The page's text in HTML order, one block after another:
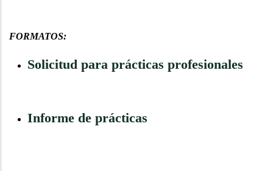
FORMATOS:
Solicitud para prácticas profesionales
Informe de prácticas